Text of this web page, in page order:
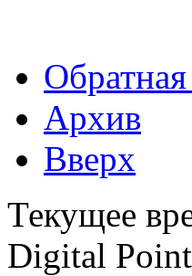
Обратная
Архив
Вверх
Текущее
Digital